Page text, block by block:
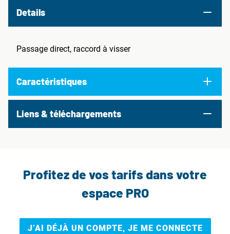
Details
Passage direct, raccord à visser
Caractéristiques
Liens & téléchargements
Profitez de vos tarifs dans votre
espace PRO
J’AI DÉJÀ UN COMPTE, JE ME CONNECTE